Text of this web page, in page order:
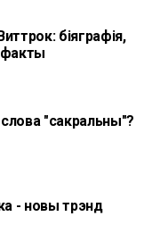
біяграфія,
факты
"сакральны"?
- новы трэнд